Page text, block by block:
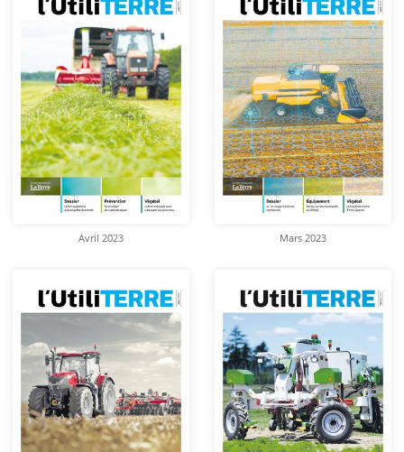
Avril 2023 Mars 2023